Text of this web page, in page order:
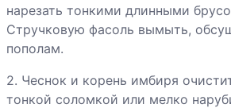
голубцы с
рисом и
морковью
Рагу из свеклы
с черносливом
нарезать тонкими длинными
Стручковую фасоль вымыть,
пополам.
2. Чеснок и корень имбиря
тонкой соломкой или мелко